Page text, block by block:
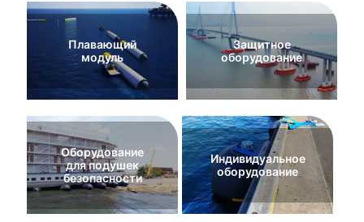
Плавающий
модуль
Защитное
оборудование
Оборудование
для подушек
безопасности
Индивидуальное
оборудование